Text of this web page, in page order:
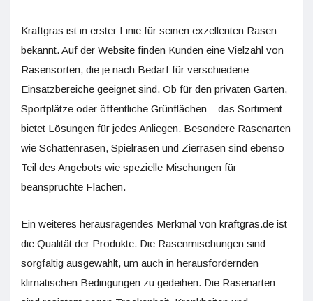
Kraftgras ist in erster Linie für seinen exzellenten Rasen
bekannt. Auf der Website finden Kunden eine Vielzahl von
Rasensorten, die je nach Bedarf für verschiedene
Einsatzbereiche geeignet sind. Ob für den privaten Garten,
Sportplätze oder öffentliche Grünflächen – das Sortiment
bietet Lösungen für jedes Anliegen. Besondere Rasenarten
wie Schattenrasen, Spielrasen und Zierrasen sind ebenso
Teil des Angebots wie spezielle Mischungen für
beanspruchte Flächen.
Ein weiteres herausragendes Merkmal von kraftgras.de ist
die Qualität der Produkte. Die Rasenmischungen sind
sorgfältig ausgewählt, um auch in herausfordernden
klimatischen Bedingungen zu gedeihen. Die Rasenarten